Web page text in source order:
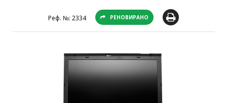
Реф. №: 2334 РЕНОВИРАНО